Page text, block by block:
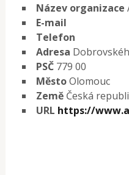
Název organizace
E-mail
Telefon
Adresa
PSČ 779 00
MěstoOlomouc
Země Česká
URL https://